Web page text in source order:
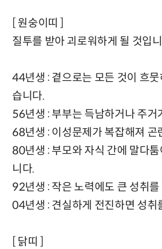
[ 원숭이띠 ]
질투를 받아 괴로워하게 될 것입
44년생 : 곁으로는 모든 것이 흐
습니다.
56년생 : 부부는 득남하거나 주거
68년생 : 이성문제가 복잡해져 곤
80년생 : 부모와 자식 간에 말다
니다.
92년생 : 작은 노력에도 큰 성취
04년생 : 견실하게 전진하면 성취
[ 닭띠 ]